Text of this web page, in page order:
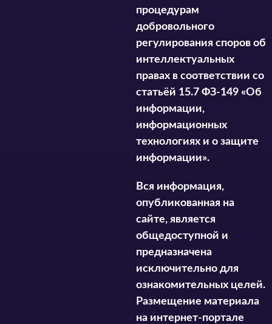
процедурам
добровольного
регулирования споров об
интеллектуальных
правах в соответствии со
статьёй 15.7 ФЗ-149 «Об
информации,
информационных
технологиях и о защите
информации».
Вся информация,
опубликованная на
сайте, является
общедоступной и
предназначена
исключительно для
ознакомительных целей.
Размещение материала
на интернет-портале